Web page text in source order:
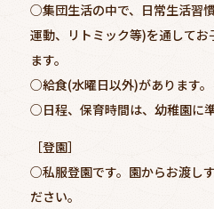
○集団生活の中で、日常生活習
運動、リトミック等)を通して
ます。
○給食(水曜日以外)があります。
○日程、保育時間は、幼稚園に準
［登園］
○私服登園です。園からお渡し
ださい。